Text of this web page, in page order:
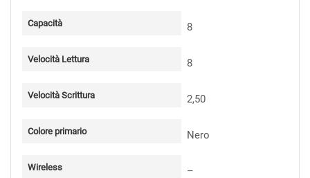
Capacità 8
Velocità Lettura 8
Velocità Scrittura 2,50
Colore primario Nero
Wireless –